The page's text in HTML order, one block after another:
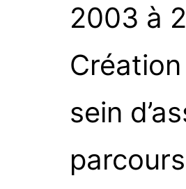
2003 à
sein